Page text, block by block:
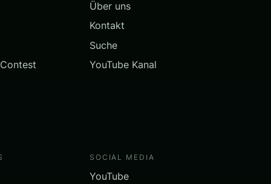
Über uns
Kontakt
Suche
YouTube Kanal
SOCIAL MEDIA
YouTube